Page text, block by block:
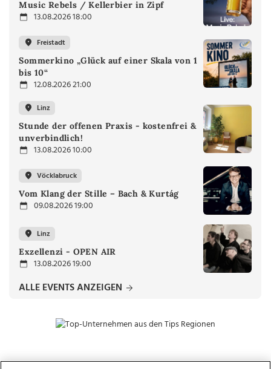
Music Rebels / Kellerbier in Zipf
13.08.2026 18:00
Freistadt
Sommerkino „Glück auf einer Skala von 1
bis 10“
12.08.2026 21:00
Linz
Stunde der offenen Praxis - kostenfrei &
unverbindlich!
13.08.2026 10:00
Vöcklabruck
Vom Klang der Stille – Bach & Kurtág
09.08.2026 19:00
Linz
Exzellenzi - OPEN AIR
13.08.2026 19:00
ALLE EVENTS ANZEIGEN